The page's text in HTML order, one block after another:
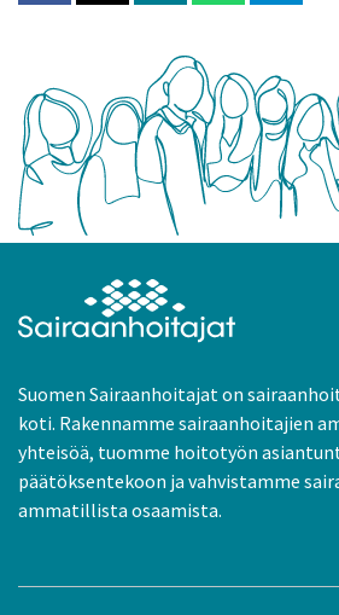
Suomen Sairaanhoitajat on
koti. Rakennamme sairaanhoitajien
yhteisöä, tuomme hoitotyön
päätöksentekoon ja vahvistamme
ammatillista osaamista.